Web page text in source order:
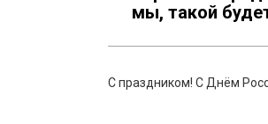
мы, такой
С праздником! С Днём